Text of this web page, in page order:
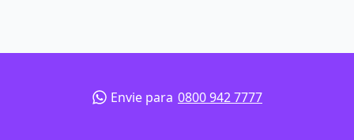
Envie para 0800 942 7777